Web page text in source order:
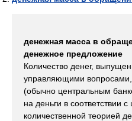
денежная масса в
денежное предложение
Количество денег,
управляющими
(обычно центральным
на деньги в соответствии
количественной теорией